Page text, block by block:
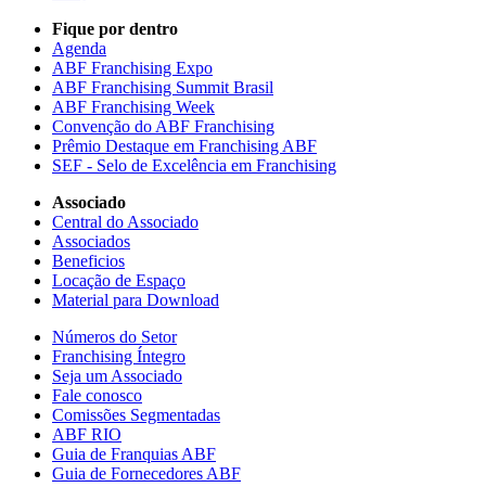
Fique por dentro
Agenda
ABF Franchising Expo
ABF Franchising Summit Brasil
ABF Franchising Week
Convenção do ABF Franchising
Prêmio Destaque em Franchising ABF
SEF - Selo de Excelência em Franchising
Associado
Central do Associado
Associados
Beneficios
Locação de Espaço
Material para Download
Números do Setor
Franchising Íntegro
Seja um Associado
Fale conosco
Comissões Segmentadas
ABF RIO
Guia de Franquias ABF
Guia de Fornecedores ABF